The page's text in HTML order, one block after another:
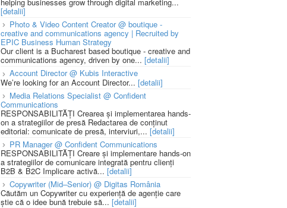
helping businesses grow through digital marketing...
[detalii]
Photo & Video Content Creator @ boutique -
creative and communications agency | Recruited by
EPIC Business Human Strategy
Our client is a Bucharest based boutique - creative and
communications agency, driven by one... [detalii]
Account Director @ Kubis Interactive
We’re looking for an Account Director... [detalii]
Media Relations Specialist @ Confident
Communications
RESPONSABILITĂȚI Crearea și implementarea hands-
on a strategiilor de presă Redactarea de conținut
editorial: comunicate de presă, interviuri,... [detalii]
PR Manager @ Confident Communications
RESPONSABILITĂȚI Creare și implementare hands-on
a strategiilor de comunicare integrată pentru clienți
B2B & B2C Implicare activă... [detalii]
Copywriter (Mid–Senior) @ Digitas România
Căutăm un Copywriter cu experiență de agenție care
știe că o idee bună trebuie să... [detalii]